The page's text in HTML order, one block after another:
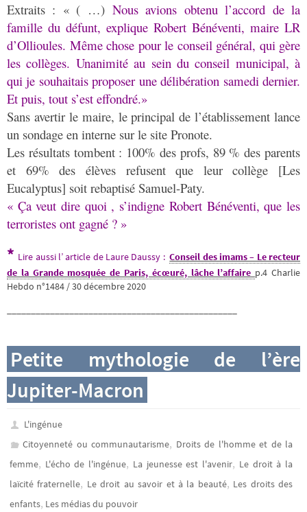
Extraits : « ( …) Nous avions obtenu l’accord de la
famille du défunt, explique Robert Bénéventi, maire LR
d’Ollioules. Même chose pour le conseil général, qui gère
les collèges. Unanimité au sein du conseil municipal, à
qui je souhaitais proposer une délibération samedi dernier.
Et puis, tout s’est effondré.»
Sans avertir le maire, le principal de l’établissement lance
un sondage en interne sur le site Pronote.
Les résultats tombent : 100% des profs, 89 % des parents
et 69% des élèves refusent que leur collège [Les
Eucalyptus] soit rebaptisé Samuel-Paty.
« Ça veut dire quoi , s’indigne Robert Bénéventi, que les
terroristes ont gagné ? »
* Lire aussi l’ article de Laure Daussy : Conseil des imams – Le recteur
de la Grande mosquée de Paris, écœuré, lâche l’affaire p.4Charlie
Hebdo n°1484 / 30 décembre 2020
Petite mythologie de l’ère
Jupiter-Macron
L'ingénue
Citoyenneté ou communautarisme, Droits de l'homme et de la
femme, L'écho de l'ingénue, La jeunesse est l'avenir, Le droit à la
laïcité fraternelle, Le droit au savoir et à la beauté, Les droits des
enfants, Les médias du pouvoir